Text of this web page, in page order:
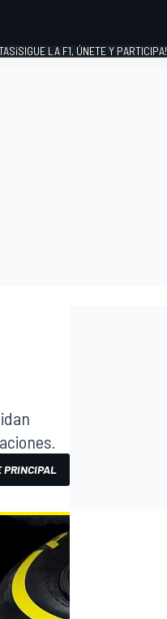
¡SIGUE LA F1, ÚNETE Y PARTICIPA!
PRINCIPAL